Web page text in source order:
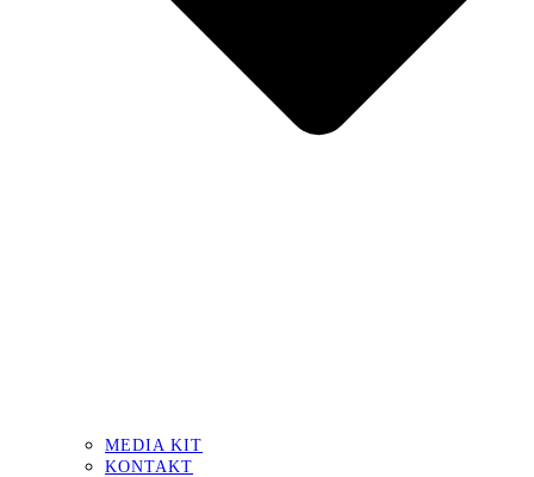
MEDIA KIT
KONTAKT